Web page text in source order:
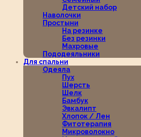
Детский набор
Наволочки
Простыни
На резинке
Без резинки
Махровые
Пододеяльники
Для спальни
Одеяла
Пух
Шерсть
Шелк
Бамбук
Эвкалипт
Хлопок / Лен
Фитотерапия
Микроволокно